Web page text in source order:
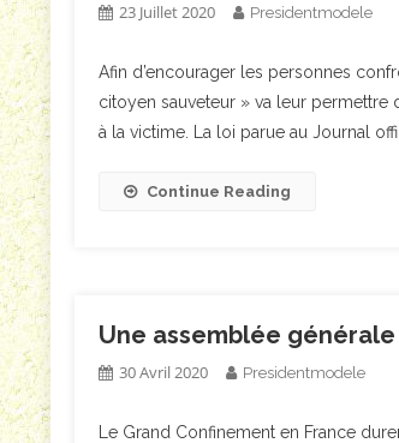
23 Juillet 2020 Presidentmodele
Afin d’encourager les personnes
citoyen sauveteur » va leur permettre
à la victime. La loi parue au Journal
Continue Reading
Une assemblée
30 Avril 2020 Presidentmodele
Le Grand Confinement en France